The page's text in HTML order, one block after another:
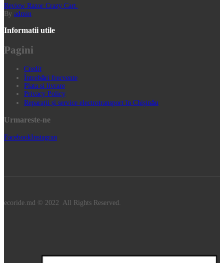
Review Razor Crazy Cart.
By admin
Informatii utile
Pagini
Credit
Întrebări frecvente
Plata si livrare
Privacy Policy
Reparații și service electrotransport în Chișinău
Urmareste-ne
FacebookInstagran
ecoride.md © 2022 All Rights Reserved.